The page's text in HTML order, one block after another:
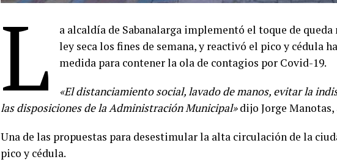
L
a alcaldía de Sabanalarga implementó el toque de
ley seca los fines de semana, y reactivó el pico y cédula
medida para contener la ola de contagios por Covid-19.
«El distanciamiento social, lavado de manos, evitar la
las disposiciones de la Administración Municipal»dijo Jorge Manotas,
Una de las propuestas para desestimular la alta circulación de la
pico y cédula.